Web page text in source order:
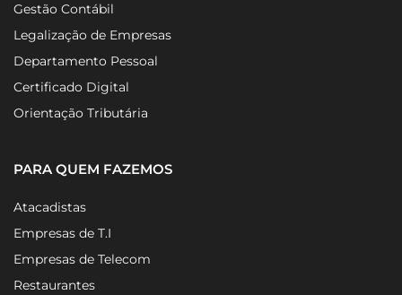
Gestão Contábil
Legalização de Empresas
Departamento Pessoal
Certificado Digital
Orientação Tributária
PARA QUEM FAZEMOS
Atacadistas
Empresas de T.I
Empresas de Telecom
Restaurantes